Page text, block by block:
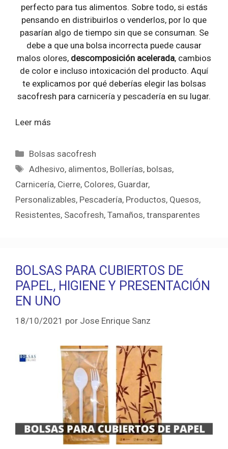
perfecto para tus alimentos. Sobre todo, si estás
pensando en distribuirlos o venderlos, por lo que
pasarían algo de tiempo sin que se consuman. Se
debe a que una bolsa incorrecta puede causar
malos olores, descomposición acelerada, cambios
de color e incluso intoxicación del producto. Aquí
te explicamos por qué deberías elegir las bolsas
sacofresh para carnicería y pescadería en su lugar.
Leer más
Categorías
Bolsas sacofresh
Etiquetas
Adhesivo, alimentos, Bollerías, bolsas,
Carnicería, Cierre, Colores, Guardar,
Personalizables, Pescadería, Productos, Quesos,
Resistentes, Sacofresh, Tamaños, transparentes
BOLSAS PARA CUBIERTOS DE
PAPEL, HIGIENE Y PRESENTACIÓN
EN UNO
18/10/2021 por Jose Enrique Sanz